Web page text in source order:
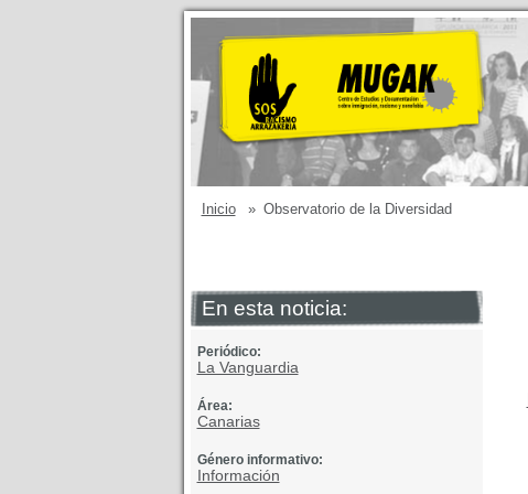
Inicio » Observatorio de la Diversidad
En esta noticia:
Periódico:
La Vanguardia
Área:
Canarias
Género informativo:
Información